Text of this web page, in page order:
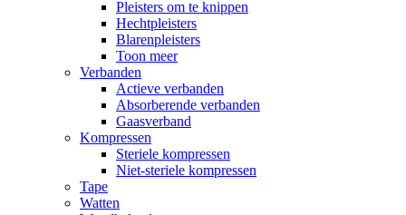
Pleisters om te knippen
Hechtpleisters
Blarenpleisters
Toon meer
Verbanden
Actieve verbanden
Absorberende verbanden
Gaasverband
Kompressen
Steriele kompressen
Niet-steriele kompressen
Tape
Watten